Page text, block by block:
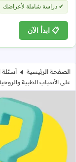
✔ دراسة شاملة لأعراضك
📋 ابدأ الآن
الصفحة الرئيسية أسئلة
على الأسباب الطبية